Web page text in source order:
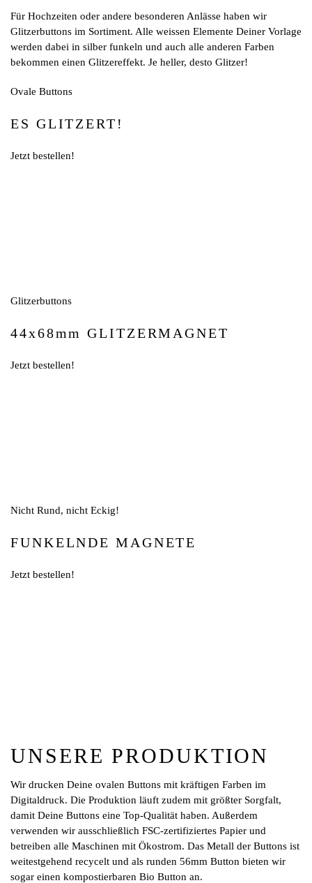
Für Hochzeiten oder andere besonderen Anlässe haben wir
Glitzerbuttons im Sortiment. Alle weissen Elemente Deiner Vorlage
werden dabei in silber funkeln und auch alle anderen Farben
bekommen einen Glitzereffekt. Je heller, desto Glitzer!
Ovale Buttons
ES GLITZERT!
Jetzt bestellen!
Glitzerbuttons
44x68mm GLITZERMAGNET
Jetzt bestellen!
Nicht Rund, nicht Eckig!
FUNKELNDE MAGNETE
Jetzt bestellen!
UNSERE PRODUKTION
Wir drucken Deine ovalen Buttons mit kräftigen Farben im
Digitaldruck. Die Produktion läuft zudem mit größter Sorgfalt,
damit Deine Buttons eine Top-Qualität haben. Außerdem
verwenden wir ausschließlich FSC-zertifiziertes Papier und
betreiben alle Maschinen mit Ökostrom. Das Metall der Buttons ist
weitestgehend recycelt und als runden 56mm Button bieten wir
sogar einen kompostierbaren Bio Button an.